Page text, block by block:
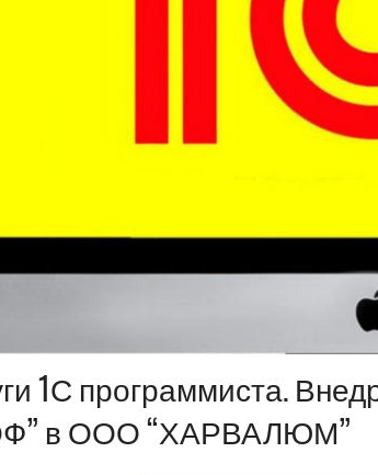
1С программиста.
в ООО “ХАРВАЛЮМ”